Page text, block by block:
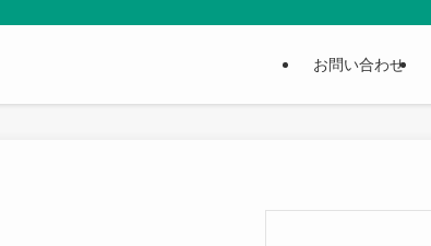
お問い合わせ